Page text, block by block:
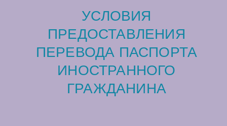
УСЛОВИЯ
ПРЕДОСТАВЛЕНИЯ
ПЕРЕВОДА ПАСПОРТА
ИНОСТРАННОГО
ГРАЖДАНИНА